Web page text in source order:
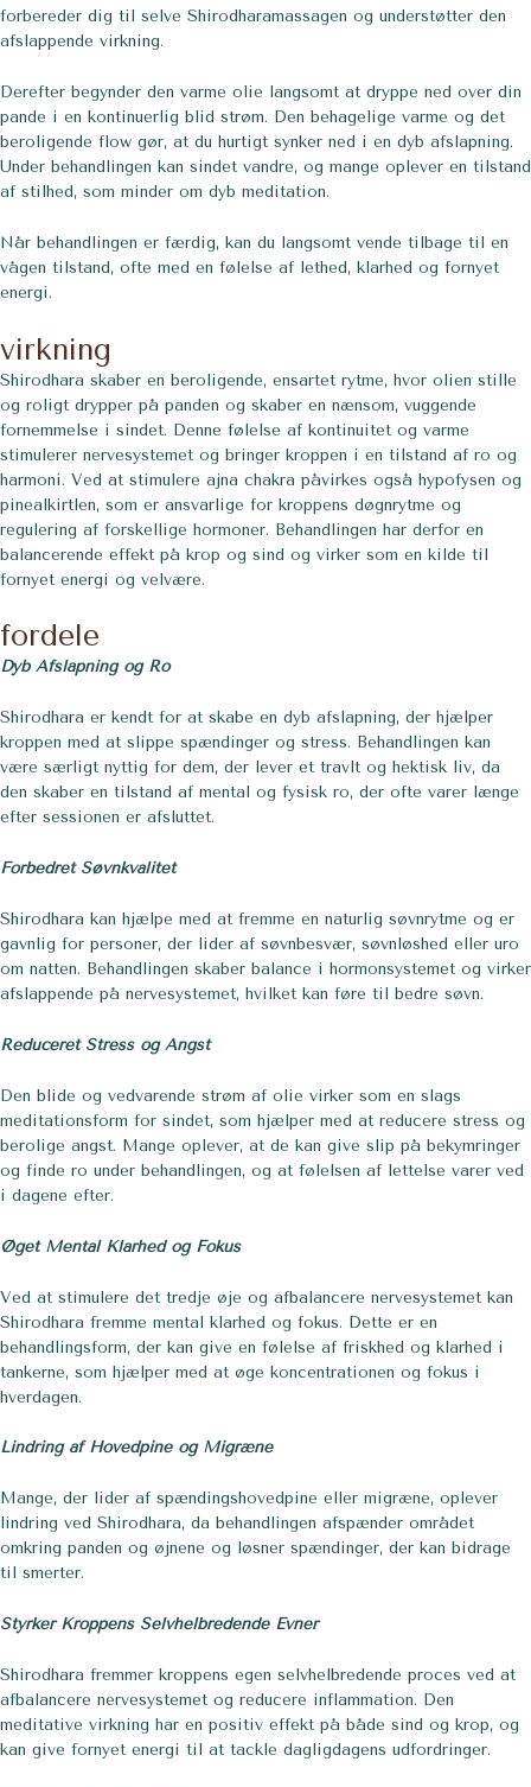
forbereder dig til selve Shirodharamassagen og understøtter den
afslappende virkning.
Derefter begynder den varme olie langsomt at dryppe ned over din
pande i en kontinuerlig blid strøm. Den behagelige varme og det
beroligende flow gør, at du hurtigt synker ned i en dyb afslapning.
Under behandlingen kan sindet vandre, og mange oplever en tilstand
af stilhed, som minder om dyb meditation.
Når behandlingen er færdig, kan du langsomt vende tilbage til en
vågen tilstand, ofte med en følelse af lethed, klarhed og fornyet
energi.
virkning
Shirodhara skaber en beroligende, ensartet rytme, hvor olien stille
og roligt drypper på panden og skaber en nænsom, vuggende
fornemmelse i sindet. Denne følelse af kontinuitet og varme
stimulerer nervesystemet og bringer kroppen i en tilstand af ro og
harmoni. Ved at stimulere ajna chakra påvirkes også hypofysen og
pinealkirtlen, som er ansvarlige for kroppens døgnrytme og
regulering af forskellige hormoner. Behandlingen har derfor en
balancerende effekt på krop og sind og virker som en kilde til
fornyet energi og velvære.
fordele
DybAfslapning og Ro
Shirodhara er kendt for at skabe en dyb afslapning, der hjælper
kroppen med at slippe spændinger og stress. Behandlingen kan
være særligt nyttig for dem, der lever et travlt og hektisk liv, da
den skaber en tilstand af mental og fysisk ro, der ofte varer længe
efter sessionen er afsluttet.
Forbedret Søvnkvalitet
Shirodhara kan hjælpe med at fremme en naturlig søvnrytme og er
gavnlig for personer, der lider af søvnbesvær, søvnløshed eller uro
om natten. Behandlingen skaber balance i hormonsystemet og virker
afslappende på nervesystemet, hvilket kan føre til bedre søvn.
Reduceret Stress og Angst
Den blide og vedvarende strøm af olie virker som en slags
meditationsform for sindet, som hjælper med at reducere stress og
berolige angst. Mange oplever, at de kan give slip på bekymringer
og finde ro under behandlingen, og at følelsen af lettelse varer ved
i dagene efter.
Øget Mental Klarhed og Fokus
Ved at stimulere det tredje øje og afbalancere nervesystemet kan
Shirodhara fremme mental klarhed og fokus. Dette er en
behandlingsform, der kan give en følelse af friskhed og klarhed i
tankerne, som hjælper med at øge koncentrationen og fokus i
hverdagen.
Lindring af Hovedpine og Migræne
Mange, der lider af spændingshovedpine eller migræne, oplever
lindring ved Shirodhara, da behandlingen afspænder området
omkring panden og øjnene og løsner spændinger, der kan bidrage
til smerter.
Styrker Kroppens Selvhelbredende Evner
Shirodhara fremmer kroppens egen selvhelbredende proces ved at
afbalancere nervesystemet og reducere inflammation. Den
meditative virkning har en positiv effekt på både sind og krop, og
kan give fornyet energi til at tackle dagligdagens udfordringer.